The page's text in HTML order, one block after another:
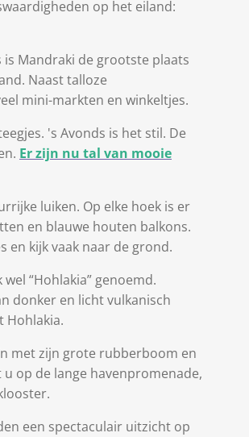
op het eiland:
Mandraki de grootste plaats
Naast talloze
mini-markten en winkeltjes.
's Avonds is het stil. De
Er zijn nu tal van mooie
luiken. Op elke hoek is er
en blauwe houten balkons.
en kijk vaak naar de grond.
“Hohlakia” genoemd.
donker en licht vulkanisch
Hohlakia.
met zijn grote rubberboom en
op de lange havenpromenade,
een spectaculair uitzicht op